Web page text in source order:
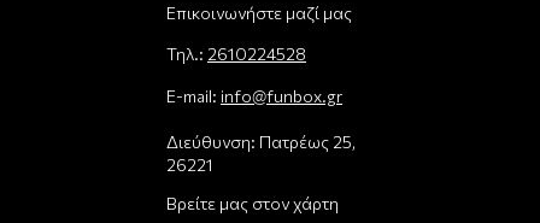
Επικοινωνήστε μαζί μας
Τηλ.: 2610224528
E-mail: info@funbox.gr
Διεύθυνση: Πατρέως 25,
26221
Βρείτε μας στον χάρτη